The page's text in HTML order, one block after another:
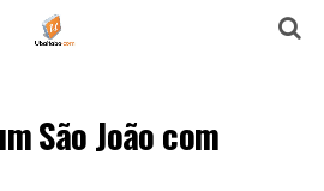
São João com